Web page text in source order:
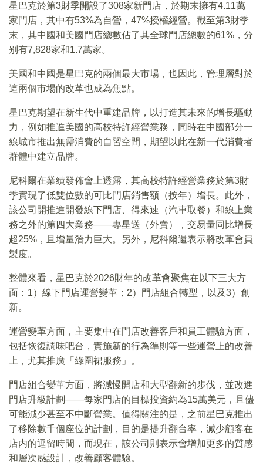
星巴克於第3財季開設了308家新門店，於期末擁有4.11萬
家門店，其中有53%為自營，47%授權經營。截至第3財季
末，其中國和美國門店總數佔了其全球門店總數的61%，分
别有7,828家和1.7萬家。
美國和中國是星巴克的兩個最大市場，也因此，管理層對於
這兩個市場的改革也成為焦點。
星巴克期望在新生代中重建品牌，以打造其未來的增長驅動
力，例如推進美國的高校特許經營業務，同時在中國部分一
線城市推出無需消費的自習空間，期望以此在新一代消費者
群體中建立品牌。
尼科爾在業績發佈會上透露，其高校特許經營業務於第3財
季實現了低雙位數的可比門店銷售額（按年）增長。此外，
該公司開推進開發線下門店、得來速（汽車取餐）和線上業
務之外的第四大業務——專星送（外賣），交易量同比增長
超25%，且增量潛力巨大。另外，尼科爾還表示將改革會員
製度。
整體來看，星巴克於2026財年的改革會聚焦在以下三大方
面：1）線下門店運營變革；2）門店組合轉型，以及3）創
新。
運營變革方面，主要集中在門店改善客戶和員工體驗方面，
包括恢復調味吧台，實施新的行為準則等一些運營上的改善
上，尤其推廣「綠圍裙服務」。
門店組合變革方面，將減慢開店和大型翻新的步伐，並改進
門店升級計劃——每家門店的目標投資約為15萬美元，且儘
可能減少甚至不中斷營業。值得關注的是，之前星巴克推出
了移除數千個座位的計劃，目的是提升翻台率，減少顧客在
店内的逗留時間，而現在，該公司則表示會增加更多的質感
和層次感設計，改善顧客體驗。